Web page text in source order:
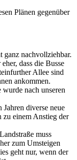
Plänen gegenüber
nachvollziehbar.
dass die Busse
Allee sind
ankommen.
nach unseren
diverse neue
zu einem Anstieg der
muss
zum Umsteigen
geht nur, wenn der